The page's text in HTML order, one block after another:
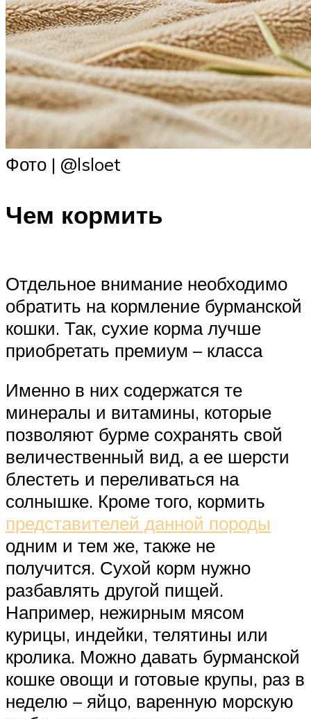
Фото | @lsloet
Чем кормить
Отдельное внимание необходимо
обратить на кормление бурманской
кошки. Так, сухие корма лучше
приобретать премиум – класса
Именно в них содержатся те
минералы и витамины, которые
позволяют бурме сохранять свой
величественный вид, а ее шерсти
блестеть и переливаться на
солнышке. Кроме того, кормить
представителей данной породы
одним и тем же, также не
получится. Сухой корм нужно
разбавлять другой пищей.
Например, нежирным мясом
курицы, индейки, телятины или
кролика. Можно давать бурманской
кошке овощи и готовые крупы, раз в
неделю – яйцо, варенную морскую